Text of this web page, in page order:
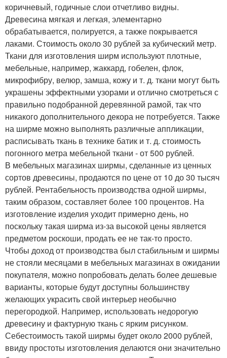
коричневый, годичные слои отчетливо видны.
Древесина мягкая и легкая, элементарно
обрабатывается, полируется, а также покрывается
лаками. Стоимость около 30 рублей за кубический метр.
Ткани для изготовления ширм используют плотные,
мебельные, например, жаккард, гобелен, флок,
микрофибру, велюр, замша, кожу и т. д. ткани могут быть
украшены эффектными узорами и отлично смотреться с
правильно подобранной деревянной рамой, так что
никакого дополнительного декора не потребуется. Также
на ширме можно выполнять различные аппликации,
расписывать ткань в технике батик и т. д. стоимость
погонного метра мебельной ткани - от 500 рублей.
В мебельных магазинах ширмы, сделанные из ценных
сортов древесины, продаются по цене от 10 до 30 тысяч
рублей. Рентабельность производства одной ширмы,
таким образом, составляет более 100 процентов. На
изготовление изделия уходит примерно день, но
поскольку такая ширма из-за высокой цены является
предметом роскоши, продать ее не так-то просто.
Чтобы доход от производства был стабильным и ширмы
не стояли месяцами в мебельных магазинах в ожидании
покупателя, можно попробовать делать более дешевые
варианты, которые будут доступны большинству
желающих украсить свой интерьер необычно
перегородкой. Например, использовать недорогую
древесину и фактурную ткань с ярким рисунком.
Себестоимость такой ширмы будет около 2000 рублей,
ввиду простоты изготовления делаются они значительно